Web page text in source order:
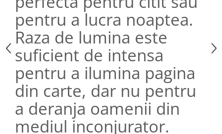
pentru a lucra noaptea.
Raza de lumina este
suficient de intensa
pentru a ilumina pagina
din carte, dar nu pentru
a deranja oamenii din
mediul inconjurator.